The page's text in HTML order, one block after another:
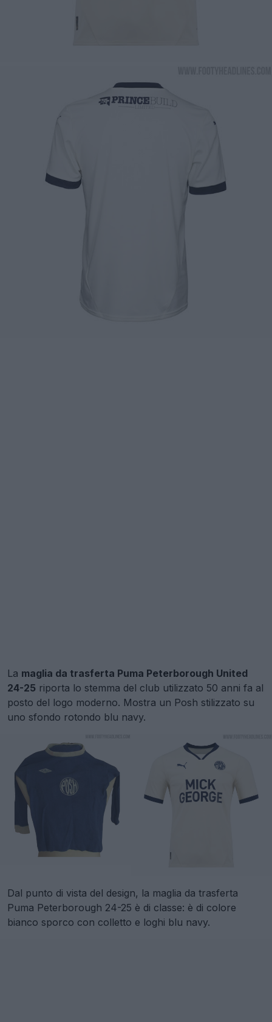
La maglia da trasferta Puma Peterborough United
24-25 riporta lo stemma del club utilizzato 50 anni fa al
posto del logo moderno. Mostra un Posh stilizzato su
uno sfondo rotondo blu navy.
Dal punto di vista del design, la maglia da trasferta
Puma Peterborough 24-25 è di classe: è di colore
bianco sporco con colletto e loghi blu navy.